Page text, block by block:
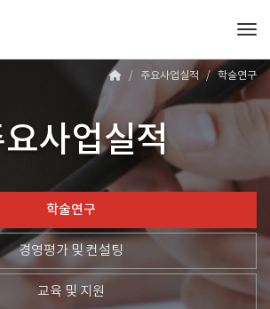
사업실적
주요사업실적 학술연구
학술연구
경영평가 및 컨설팅
교육 및 지원